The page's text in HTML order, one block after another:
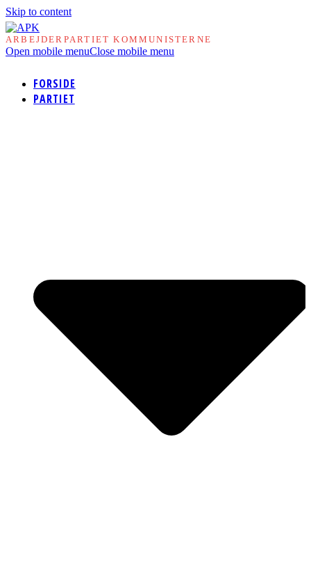
Skip to content
ARBEJDERPARTIET KOMMUNISTERNE
Open mobile menuClose mobile menu
FORSIDE
PARTIET